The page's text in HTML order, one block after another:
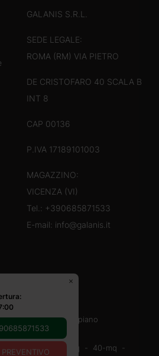
GALANIS S.R.L.
SEDE LEGALE:
ROMA (RM) VIA PIETRO
DE CRISTOFARO 40 SCALA B
INT 8
CAP 00136
P.IVA 17189101003
MAGAZZINO:
VICENZA (VI)
Tel.: +390685871533
E-mail: info@galanis.it
Con veranda
un piano
30 mq 30-40 mq 40-mq